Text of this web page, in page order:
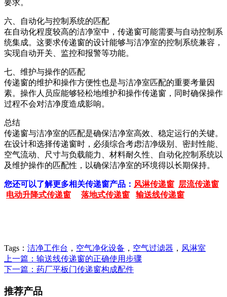
要求。
六、自动化与控制系统的匹配
在自动化程度较高的洁净室中，传递窗可能需要与自动控制系
统集成。这要求传递窗的设计能够与洁净室的控制系统兼容，
实现自动开关、监控和报警等功能。
七、维护与操作的匹配
传递窗的维护和操作方便性也是与洁净室匹配的重要考量因
素。操作人员应能够轻松地维护和操作传递窗，同时确保操作
过程不会对洁净度造成影响。
总结
传递窗与洁净室的匹配是确保洁净室高效、稳定运行的关键。
在设计和选择传递窗时，必须综合考虑洁净级别、密封性能、
空气流动、尺寸与负载能力、材料耐久性、自动化控制系统以
及维护操作的匹配性，以确保洁净室的环境得以长期保持。
您还可以了解更多相关传递窗产品： 风淋传递窗 层流传递窗
电动升降式传递窗
落地式传递窗 输送线传递窗
Tags： 洁净工作台 ， 空气净化设备 ， 空气过滤器 ， 风淋室
上一篇：输送线传递窗的正确使用步骤
下一篇：药厂平板门传递窗构成配件
推荐产品